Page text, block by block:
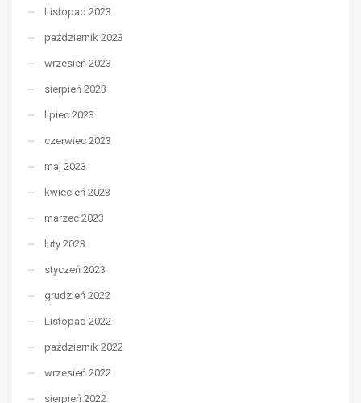
Listopad 2023
październik 2023
wrzesień 2023
sierpień 2023
lipiec 2023
czerwiec 2023
maj 2023
kwiecień 2023
marzec 2023
luty 2023
styczeń 2023
grudzień 2022
Listopad 2022
październik 2022
wrzesień 2022
sierpień 2022